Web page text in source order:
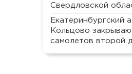
Свердловской
Екатеринбургский
Кольцово
самолетов второй